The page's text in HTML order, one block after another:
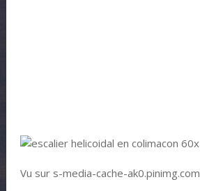
Vu sur s-media-cache-ak0.pinimg.com